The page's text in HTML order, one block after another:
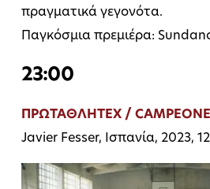
πραγματικά γεγονότα.
Παγκόσμια πρεμιέρα:
23:00
ΠΡΩΤΑΘΛΗΤΕΧ /
Javier Fesser, Ισπανία, 2023,